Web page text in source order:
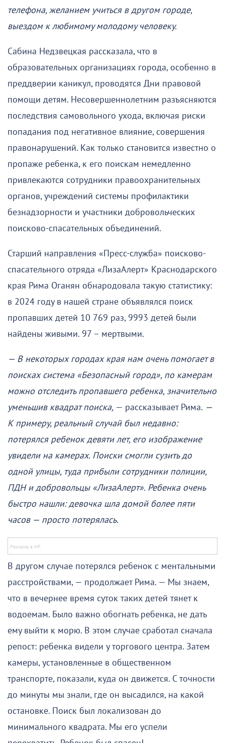
телефона, желанием учиться в другом городе,
выездом к любимому молодому человеку.
Сабина Недзвецкая рассказала, что в
образовательных организациях города, особенно в
преддверии каникул, проводятся Дни правовой
помощи детям. Несовершеннолетним разъясняются
последствия самовольного ухода, включая риски
попадания под негативное влияние, совершения
правонарушений. Как только становится известно о
пропаже ребенка, к его поискам немедленно
привлекаются сотрудники правоохранительных
органов, учреждений системы профилактики
безнадзорности и участники добровольческих
поисково-спасательных объединений.
Старший направления «Пресс-служба» поисково-
спасательного отряда «ЛизаАлерт» Краснодарского
края Рима Оганян обнародовала такую статистику:
в 2024 году в нашей стране объявлялся поиск
пропавших детей 10 769 раз, 9993 детей были
найдены живыми. 97 – мертвыми.
— В некоторых городах края нам очень помогает в
поисках система «Безопасный город», по камерам
можно отследить пропавшего ребенка, значительно
уменьшив квадрат поиска, — рассказывает Рима. —
К примеру, реальный случай был недавно:
потерялся ребенок девяти лет, его изображение
увидели на камерах. Поиски смогли сузить до
одной улицы, туда прибыли сотрудники полиции,
ПДН и добровольцы «ЛизаАлерт». Ребенка очень
быстро нашли: девочка шла домой более пяти
часов — просто потерялась.
В другом случае потерялся ребенок с ментальными
расстройствами, — продолжает Рима. — Мы знаем,
что в вечернее время суток таких детей тянет к
водоемам. Было важно обогнать ребенка, не дать
ему выйти к морю. В этом случае сработал сначала
репост: ребенка видели у торгового центра. Затем
камеры, установленные в общественном
транспорте, показали, куда он движется. С точности
до минуты мы знали, где он высадился, на какой
остановке. Поиск был локализован до
минимального квадрата. Мы его успели